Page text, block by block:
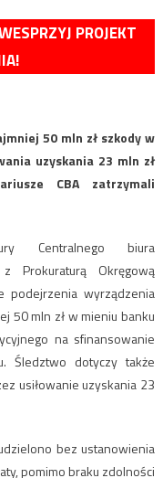
PROJEKT
50 mln zł szkody w
uzyskania 23 mln zł
CBA zatrzymali
Centralnego biura
Prokuraturą Okręgową
podejrzenia wyrządzenia
50 mln zł w mieniu banku
na sfinansowanie
Śledztwo dotyczy także
usiłowanie uzyskania 23
bez ustanowienia
pomimo braku zdolności